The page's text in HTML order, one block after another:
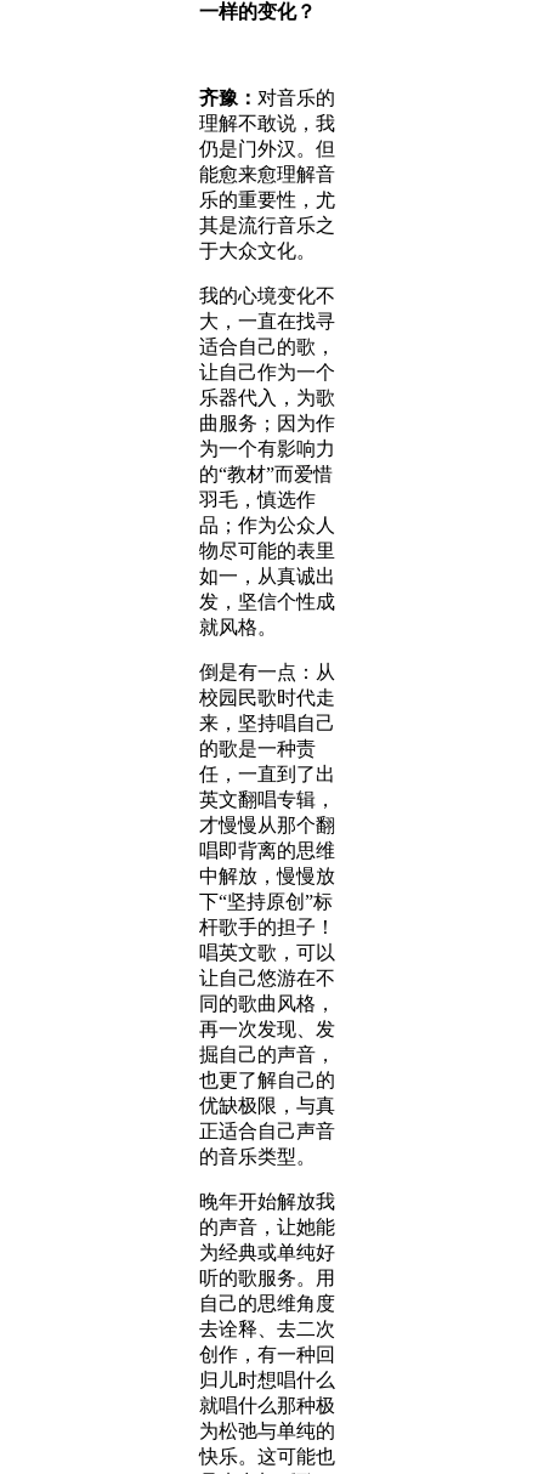
一样的变化？
齐豫： 对音乐的
理解不敢说，我
仍是门外汉。但
能愈来愈理解音
乐的重要性，尤
其是流行音乐之
于大众文化。
我的心境变化不
大，一直在找寻
适合自己的歌，
让自己作为一个
乐器代入，为歌
曲服务；因为作
为一个有影响力
的“教材”而爱惜
羽毛，慎选作
品；作为公众人
物尽可能的表里
如一，从真诚出
发，坚信个性成
就风格。
倒是有一点：从
校园民歌时代走
来，坚持唱自己
的歌是一种责
任，一直到了出
英文翻唱专辑，
才慢慢从那个翻
唱即背离的思维
中解放，慢慢放
下“坚持原创”标
杆歌手的担子！
唱英文歌，可以
让自己悠游在不
同的歌曲风格，
再一次发现、发
掘自己的声音，
也更了解自己的
优缺极限，与真
正适合自己声音
的音乐类型。
晚年开始解放我
的声音，让她能
为经典或单纯好
听的歌服务。用
自己的思维角度
去诠释、去二次
创作，有一种回
归儿时想唱什么
就唱什么那种极
为松弛与单纯的
快乐。这可能也